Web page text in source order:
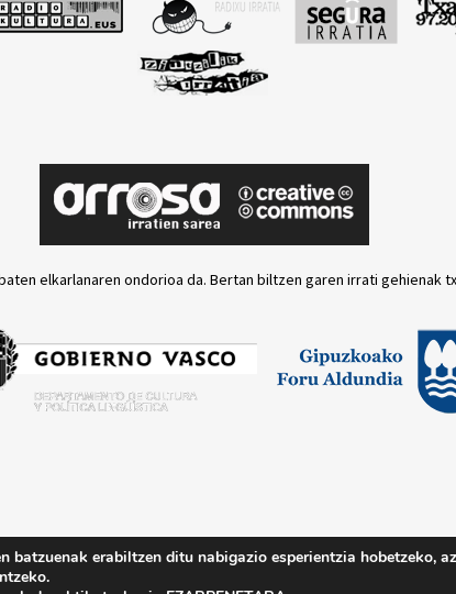
elkarlanaren ondorioa da. Bertan biltzen garen irrati gehienak
Lege oharra
batzuenak erabiltzen ditu nabigazio esperientzia hobetzeko,